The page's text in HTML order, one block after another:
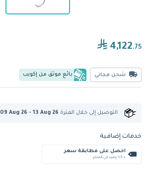
4,122.75
شحن مجاني بائع موثق من إكويب
التوصيل إلى خلال الفترة 09 Aug 26 - 13 Aug 26
خدمات إضافية
احصل على مطابقة سعر
+ %5 رصيد في المتجر